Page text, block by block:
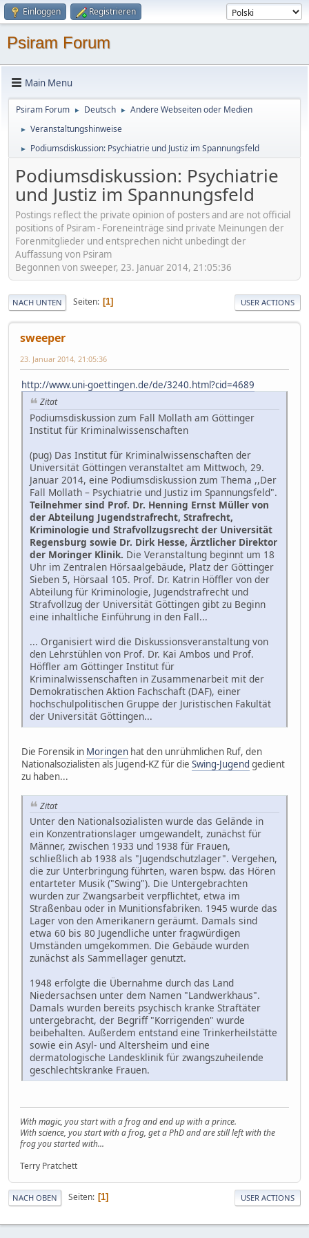
Einloggen Registrieren
Psiram Forum
Main Menu
Psiram Forum ► Deutsch ► Andere Webseiten oder Medien
► Veranstaltungshinweise
► Podiumsdiskussion: Psychiatrie und Justiz im Spannungsfeld
Podiumsdiskussion: Psychiatrie
und Justiz im Spannungsfeld
Postings reflect the private opinion of posters and are not official
positions of Psiram - Foreneinträge sind private Meinungen der
Forenmitglieder und entsprechen nicht unbedingt der
Auffassung von Psiram
Begonnen von sweeper, 23. Januar 2014, 21:05:36
NACH UNTEN Seiten 1 USER ACTIONS
sweeper
23. Januar 2014, 21:05:36
http://www.uni-goettingen.de/de/3240.html?cid=4689
Zitat
Podiumsdiskussion zum Fall Mollath am Göttinger
Institut für Kriminalwissenschaften
(pug) Das Institut für Kriminalwissenschaften der
Universität Göttingen veranstaltet am Mittwoch, 29.
Januar 2014, eine Podiumsdiskussion zum Thema ,,Der
Fall Mollath – Psychiatrie und Justiz im Spannungsfeld".
Teilnehmer sind Prof. Dr. Henning Ernst Müller von
der Abteilung Jugendstrafrecht, Strafrecht,
Kriminologie und Strafvollzugsrecht der Universität
Regensburg sowie Dr. Dirk Hesse, Ärztlicher Direktor
der Moringer Klinik. Die Veranstaltung beginnt um 18
Uhr im Zentralen Hörsaalgebäude, Platz der Göttinger
Sieben 5, Hörsaal 105. Prof. Dr. Katrin Höffler von der
Abteilung für Kriminologie, Jugendstrafrecht und
Strafvollzug der Universität Göttingen gibt zu Beginn
eine inhaltliche Einführung in den Fall...
... Organisiert wird die Diskussionsveranstaltung von
den Lehrstühlen von Prof. Dr. Kai Ambos und Prof.
Höffler am Göttinger Institut für
Kriminalwissenschaften in Zusammenarbeit mit der
Demokratischen Aktion Fachschaft (DAF), einer
hochschulpolitischen Gruppe der Juristischen Fakultät
der Universität Göttingen...
Die Forensik in Moringen hat den unrühmlichen Ruf, den
Nationalsozialisten als Jugend-KZ für die Swing-Jugend gedient
zu haben...
Zitat
Unter den Nationalsozialisten wurde das Gelände in
ein Konzentrationslager umgewandelt, zunächst für
Männer, zwischen 1933 und 1938 für Frauen,
schließlich ab 1938 als "Jugendschutzlager". Vergehen,
die zur Unterbringung führten, waren bspw. das Hören
entarteter Musik ("Swing"). Die Untergebrachten
wurden zur Zwangsarbeit verpflichtet, etwa im
Straßenbau oder in Munitionsfabriken. 1945 wurde das
Lager von den Amerikanern geräumt. Damals sind
etwa 60 bis 80 Jugendliche unter fragwürdigen
Umständen umgekommen. Die Gebäude wurden
zunächst als Sammellager genutzt.
1948 erfolgte die Übernahme durch das Land
Niedersachsen unter dem Namen "Landwerkhaus".
Damals wurden bereits psychisch kranke Straftäter
untergebracht, der Begriff "Korrigenden" wurde
beibehalten. Außerdem entstand eine Trinkerheilstätte
sowie ein Asyl- und Altersheim und eine
dermatologische Landesklinik für zwangszuheilende
geschlechtskranke Frauen.
With magic, you start with a frog and end up with a prince.
With science, you start with a frog, get a PhD and are still left with the
frog you started with...
Terry Pratchett
NACH OBEN Seiten 1 USER ACTIONS